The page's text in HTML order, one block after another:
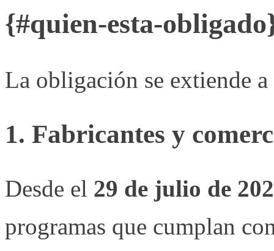
{#quien-esta-
La obligación se extiende a
1. Fabricantes y
Desde el 29 de julio de
programas que cumplan